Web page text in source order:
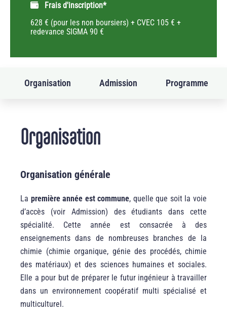
Frais d'inscription*
628 € (pour les non boursiers) + CVEC 105 € +
redevance SIGMA 90 €
Organisation Admission Programme
Organisation
Organisation générale
La première année est commune, quelle que soit la voie
d’accès (voir Admission) des étudiants dans cette
spécialité. Cette année est consacrée à des
enseignements dans de nombreuses branches de la
chimie (chimie organique, génie des procédés, chimie
des matériaux) et des sciences humaines et sociales.
Elle a pour but de préparer le futur ingénieur à travailler
dans un environnement coopératif multi spécialisé et
multiculturel.